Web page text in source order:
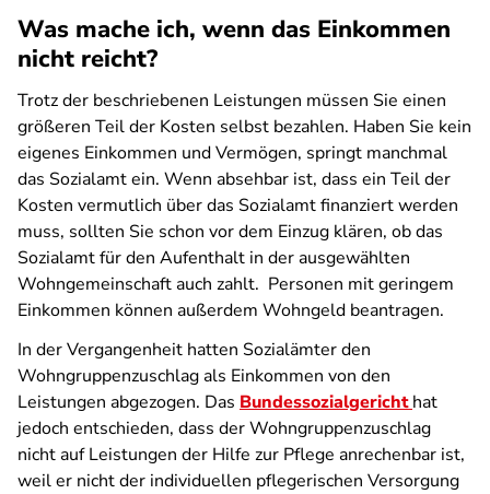
Was mache ich, wenn das Einkommen
nicht reicht?
Trotz der beschriebenen Leistungen müssen Sie einen
größeren Teil der Kosten selbst bezahlen. Haben Sie kein
eigenes Einkommen und Vermögen, springt manchmal
das Sozialamt ein. Wenn absehbar ist, dass ein Teil der
Kosten vermutlich über das Sozialamt finanziert werden
muss, sollten Sie schon vor dem Einzug klären, ob das
Sozialamt für den Aufenthalt in der ausgewählten
Wohngemeinschaft auch zahlt. Personen mit geringem
Einkommen können außerdem Wohngeld beantragen.
In der Vergangenheit hatten Sozialämter den
Wohngruppenzuschlag als Einkommen von den
Leistungen abgezogen. Das Bundessozialgerichthat
jedoch entschieden, dass der Wohngruppenzuschlag
nicht auf Leistungen der Hilfe zur Pflege anrechenbar ist,
weil er nicht der individuellen pflegerischen Versorgung